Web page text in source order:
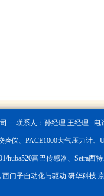
联系人：孙经理 王经理 电
仪、PACE1000大气压力计、
huba520富巴传感器、Setra西
西门子自动化与驱动 研华科技